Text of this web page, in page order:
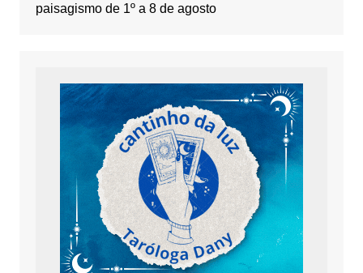
paisagismo de 1º a 8 de agosto